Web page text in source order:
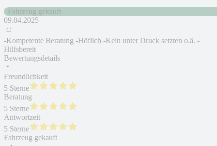
Fahrzeug gekauft
09.04.2025
-Kompetente Beratung -Höflich -Kein unter Druck setzten o.ä. -
Hilfsbereit
Bewertungsdetails
Freundlichkeit
5 Sterne
Beratung
5 Sterne
Antwortzeit
5 Sterne
Fahrzeug gekauft